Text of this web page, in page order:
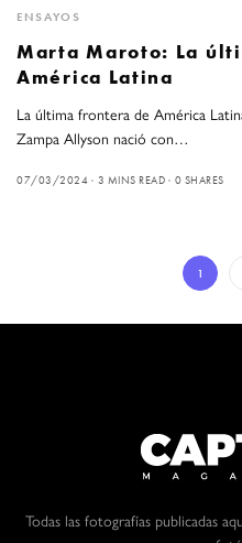
ENSAYOS
Marta Maroto: La
América Latina
La última frontera de América
Zampa Allyson nació con…
07/03/2024 3 MINS READ 0 SHARES
1
Todas las fotografías publicadas